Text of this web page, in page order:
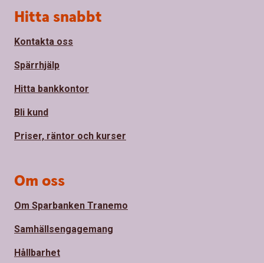
Sidfot
Hitta snabbt
Kontakta oss
Spärrhjälp
Hitta bankkontor
Bli kund
Priser, räntor och kurser
Om oss
Om Sparbanken Tranemo
Samhällsengagemang
Hållbarhet